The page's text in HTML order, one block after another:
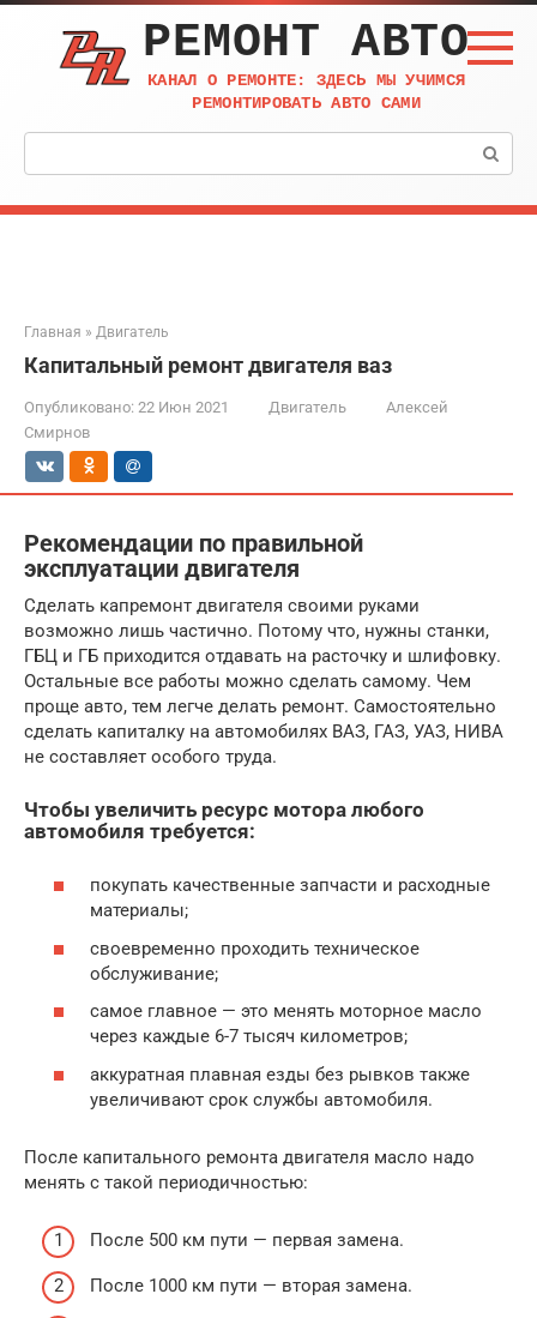
Перейти
контенту
РЕМОНТ АВТО
КАНАЛ О РЕМОНТЕ: ЗДЕСЬ МЫ УЧИМСЯ
РЕМОНТИРОВАТЬ АВТО САМИ
Поиск:
Главная » Двигатель
Капитальный ремонт двигателя ваз
Опубликовано: 22 Июн 2021 Двигатель
Алексей
Смирнов
Рекомендации по правильной
эксплуатации двигателя
Сделать капремонт двигателя своими руками
возможно лишь частично. Потому что, нужны станки,
ГБЦ и ГБ приходится отдавать на расточку и шлифовку.
Остальные все работы можно сделать самому. Чем
проще авто, тем легче делать ремонт. Самостоятельно
сделать капиталку на автомобилях ВАЗ, ГАЗ, УАЗ, НИВА
не составляет особого труда.
Чтобы увеличить ресурс мотора любого
автомобиля требуется:
покупать качественные запчасти и расходные
материалы;
своевременно проходить техническое
обслуживание;
самое главное — это менять моторное масло
через каждые 6-7 тысяч километров;
аккуратная плавная езды без рывков также
увеличивают срок службы автомобиля.
После капитального ремонта двигателя масло надо
менять с такой периодичностью:
После 500 км пути — первая замена.
После 1000 км пути — вторая замена.